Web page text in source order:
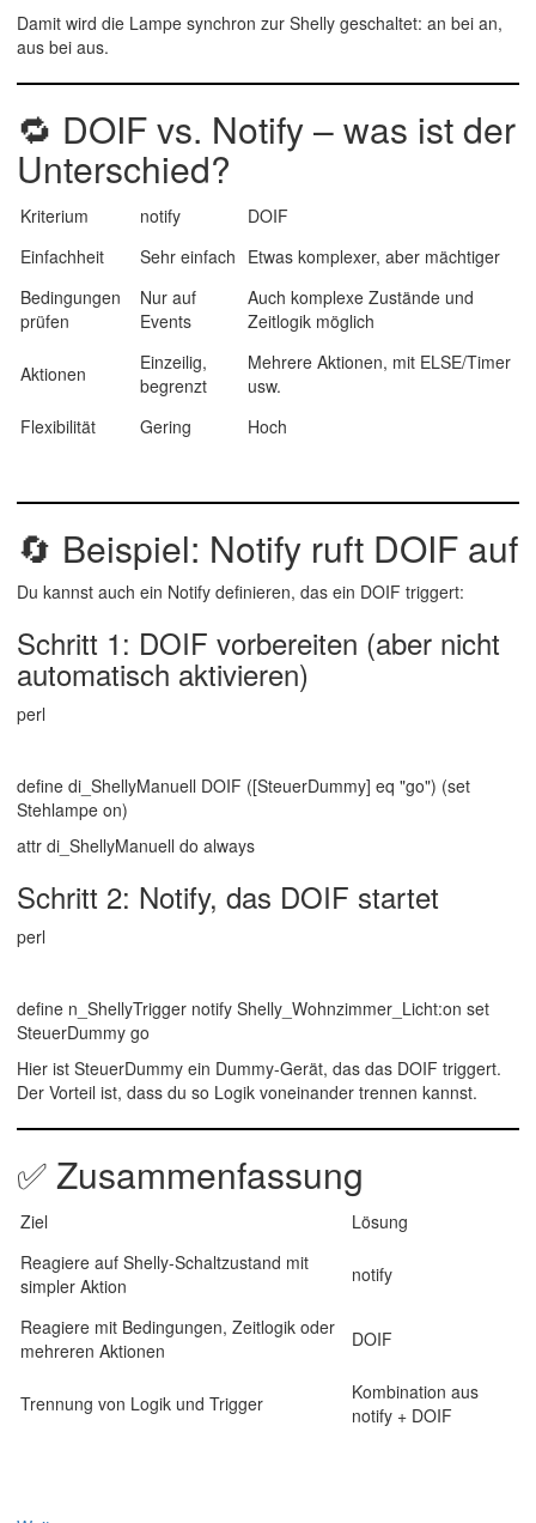
Damit wird die Lampe synchron zur Shelly geschaltet: an bei an,
aus bei aus.
🔁 DOIF vs. Notify – was ist der
Unterschied?
Kriterium notify
DOIF
Einfachheit
Sehr einfach Etwas komplexer, aber mächtiger
Bedingungen
prüfen
Nur auf
Events
Auch komplexe Zustände und
Zeitlogik möglich
Aktionen
Einzeilig,
begrenzt
Mehrere Aktionen, mit ELSE/Timer
usw.
Flexibilität
Gering Hoch
🔄 Beispiel: Notify ruft DOIF auf
Du kannst auch ein Notify definieren, das ein DOIF triggert:
Schritt 1: DOIF vorbereiten (aber nicht
automatisch aktivieren)
perl
define di_ShellyManuell DOIF ([SteuerDummy] eq "go") (set
Stehlampe on)
attr di_ShellyManuell do always
Schritt 2: Notify, das DOIF startet
perl
define n_ShellyTrigger notify Shelly_Wohnzimmer_Licht:on set
SteuerDummy go
Hier ist SteuerDummy ein Dummy-Gerät, das das DOIF triggert.
Der Vorteil ist, dass du so Logik voneinander trennen kannst.
✅Zusammenfassung
Ziel
Lösung
Reagiere auf Shelly-Schaltzustand mit
simpler Aktion
notify
Reagiere mit Bedingungen, Zeitlogik oder
mehreren Aktionen
DOIF
Trennung von Logik und Trigger
Kombination aus
notify + DOIF